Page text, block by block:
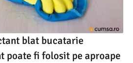
blat bucatarie
poate fi folosit pe aproape